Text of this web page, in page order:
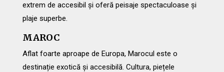
extrem de accesibil și oferă peisaje spectaculoase și
plaje superbe.
MAROC
Aflat foarte aproape de Europa, Marocul este o
destinație exotică și accesibilă. Cultura, piețele